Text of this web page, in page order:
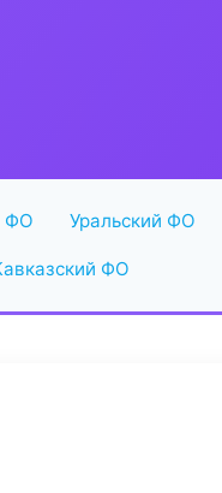
ФО Уральский ФО
ФО